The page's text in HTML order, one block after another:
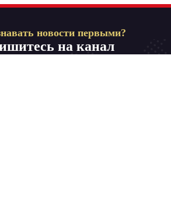
новости первыми?
на канал